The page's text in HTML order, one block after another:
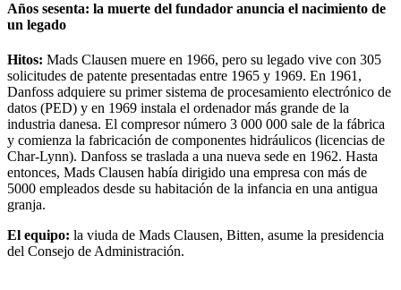
Años sesenta: la muerte del fundador anuncia el nacimiento de
un legado
Hitos: Mads Clausen muere en 1966, pero su legado vive con 305
solicitudes de patente presentadas entre 1965 y 1969. En 1961,
Danfoss adquiere su primer sistema de procesamiento electrónico de
datos (PED) y en 1969 instala el ordenador más grande de la
industria danesa. El compresor número 3 000 000 sale de la fábrica
y comienza la fabricación de componentes hidráulicos (licencias de
Char-Lynn). Danfoss se traslada a una nueva sede en 1962. Hasta
entonces, Mads Clausen había dirigido una empresa con más de
5000 empleados desde su habitación de la infancia en una antigua
granja.
El equipo: la viuda de Mads Clausen, Bitten, asume la presidencia
del Consejo de Administración.